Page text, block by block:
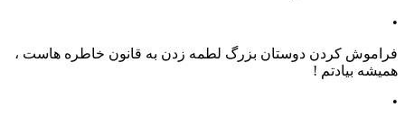
•
فراموش کردن دوستان بزرگ لطمه زدن به قانون خاطره هاست ،
همیشه بیادتم !
•